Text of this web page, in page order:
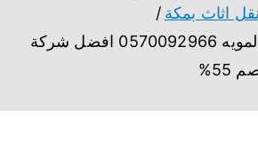
نقل اثاث بمكة
شركة نقل عفش بالمويه 0570092966 افضل شركة